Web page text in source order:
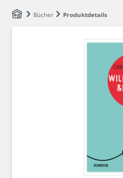
Zum Hauptinhalt springen
Bücher Produktdetails